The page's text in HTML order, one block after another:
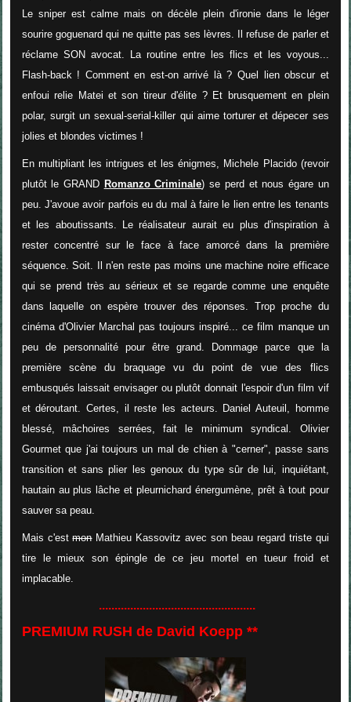
Le sniper est calme mais on décèle plein d'ironie dans le léger
sourire goguenard qui ne quitte pas ses lèvres. Il refuse de parler et
réclame SON avocat. La routine entre les flics et les voyous...
Flash-back ! Comment en est-on arrivé là ? Quel lien obscur et
enfoui relie Matei et son tireur d'élite ? Et brusquement en plein
polar, surgit un sexual-serial-killer qui aime torturer et dépecer ses
jolies et blondes victimes !
En multipliant les intrigues et les énigmes, Michele Placido (revoir
plutôt le GRAND Romanzo Criminale) se perd et nous égare un
peu. J'avoue avoir parfois eu du mal à faire le lien entre les tenants
et les aboutissants. Le réalisateur aurait eu plus d'inspiration à
rester concentré sur le face à face amorcé dans la première
séquence. Soit. Il n'en reste pas moins une machine noire efficace
qui se prend très au sérieux et se regarde comme une enquête
dans laquelle on espère trouver des réponses. Trop proche du
cinéma d'Olivier Marchal pas toujours inspiré... ce film manque un
peu de personnalité pour être grand. Dommage parce que la
première scène du braquage vu du point de vue des flics
embusqués laissait envisager ou plutôt donnait l'espoir d'un film vif
et déroutant. Certes, il reste les acteurs. Daniel Auteuil, homme
blessé, mâchoires serrées, fait le minimum syndical. Olivier
Gourmet que j'ai toujours un mal de chien à "cerner", passe sans
transition et sans plier les genoux du type sûr de lui, inquiétant,
hautain au plus lâche et pleurnichard énergumène, prêt à tout pour
sauver sa peau.
Mais c'estmonMathieu Kassovitz avec son beau regard triste qui
tire le mieux son épingle de ce jeu mortel en tueur froid et
implacable.
..................................................
PREMIUM RUSH de David Koepp **